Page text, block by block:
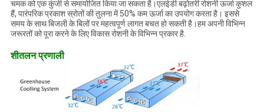
चमक को एक कुंजी से समायोजित किया जा सकता है।एलईडी बढ़ोतरी रोशनी ऊर्जा कुशल
हैं, पारंपरिक प्रकाश स्रोतों की तुलना में 50% कम ऊर्जा का उपयोग करता है। इससे
समय के साथ बिजली के बिलों पर महत्वपूर्ण लागत बचत हो सकती है।हम अपनी विभिन्न
जरूरतों को पूरा करने के लिए विकास रोशनी के विभिन्न प्रकार है.
शीतलन प्रणाली